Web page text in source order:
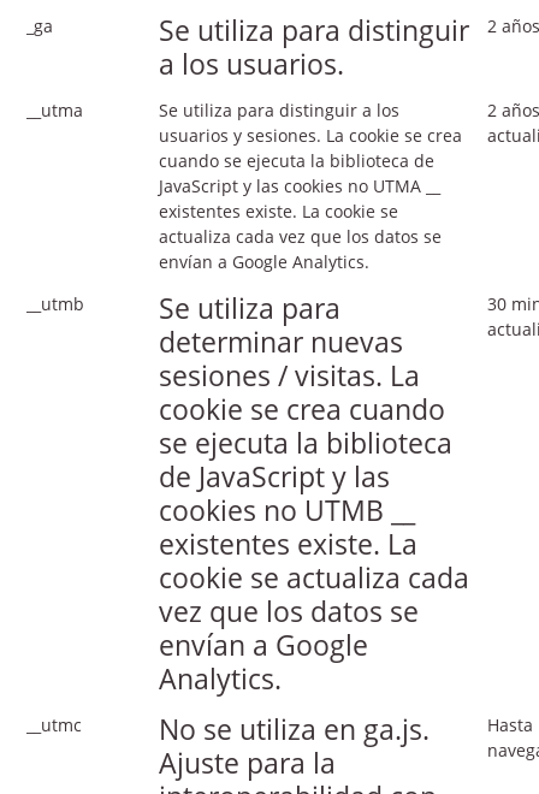
_ga
Se utiliza para distinguir
a los usuarios.
2 años
__utma
Se utiliza para distinguir a los
usuarios y sesiones. La cookie se crea
cuando se ejecuta la biblioteca de
JavaScript y las cookies no UTMA __
existentes existe. La cookie se
actualiza cada vez que los datos se
envían a Google Analytics.
2
__utmb
Se utiliza para
determinar nuevas
sesiones / visitas. La
cookie se crea cuando
se ejecuta la biblioteca
de JavaScript y las
cookies no UTMB __
existentes existe. La
cookie se actualiza cada
vez que los datos se
envían a Google
Analytics.
30
__utmc
No se utiliza en ga.js.
Ajuste para la